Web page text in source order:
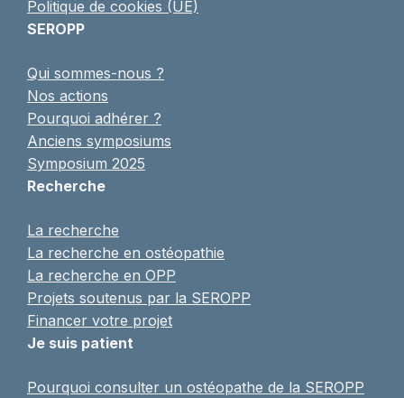
Politique de cookies (UE)
SEROPP
Qui sommes-nous ?
Nos actions
Pourquoi adhérer ?
Anciens symposiums
Symposium 2025
Recherche
La recherche
La recherche en ostéopathie
La recherche en OPP
Projets soutenus par la SEROPP
Financer votre projet
Je suis patient
Pourquoi consulter un ostéopathe de la SEROPP